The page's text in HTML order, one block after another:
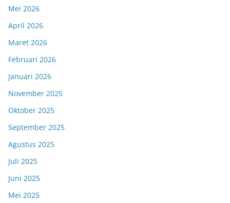
Mei 2026
April 2026
Maret 2026
Februari 2026
Januari 2026
November 2025
Oktober 2025
September 2025
Agustus 2025
Juli 2025
Juni 2025
Mei 2025